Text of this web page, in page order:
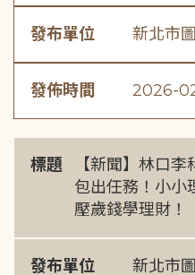
發布單位 新北市
發佈時間 2026-
標題
【新聞】林口
包出任務！小小
壓歲錢學理財！
發布單位 新北市